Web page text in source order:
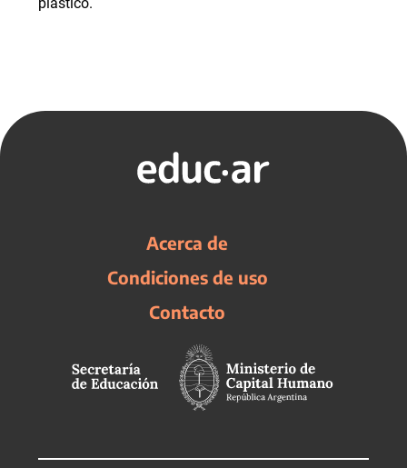
Acerca de
Condiciones de uso
Contacto